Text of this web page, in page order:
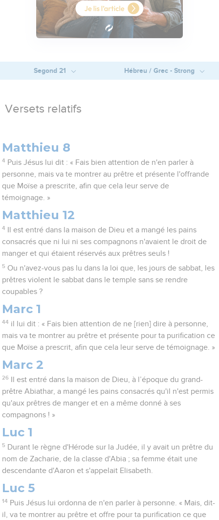
Segond 21 Hébreu / Grec - Strong
Versets relatifs
Matthieu 8
4 Puis Jésus lui dit : « Fais bien attention de n'en parler à
personne, mais va te montrer au prêtre et présente l'offrande
que Moïse a prescrite, afin que cela leur serve de
témoignage. »
Matthieu 12
4
Il est entré dans la maison de Dieu et a mangé les pains
consacrés que ni lui ni ses compagnons n'avaient le droit de
manger et qui étaient réservés aux prêtres seuls !
5 Ou n'avez-vous pas lu dans la loi que, les jours de sabbat, les
prêtres violent le sabbat dans le temple sans se rendre
coupables ?
Marc 1
44 il lui dit : « Fais bien attention de ne [rien] dire à personne,
mais va te montrer au prêtre et présente pour ta purification ce
que Moïse a prescrit, afin que cela leur serve de témoignage. »
Marc 2
26
Il est entré dans la maison de Dieu, à l’époque du grand-
prêtre Abiathar, a mangé les pains consacrés qu'il n'est permis
qu'aux prêtres de manger et en a même donné à ses
compagnons ! »
Luc 1
5 Durant le règne d'Hérode sur la Judée, il y avait un prêtre du
nom de Zacharie, de la classe d'Abia ; sa femme était une
descendante d'Aaron et s'appelait Elisabeth.
Luc 5
14 Puis Jésus lui ordonna de n'en parler à personne. « Mais, dit-
il, va te montrer au prêtre et offre pour ta purification ce que